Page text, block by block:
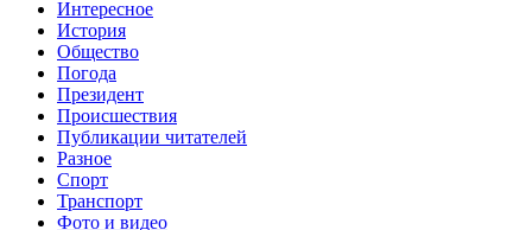
Интересное
История
Общество
Погода
Президент
Происшествия
Публикации читателей
Разное
Спорт
Транспорт
Фото и видео